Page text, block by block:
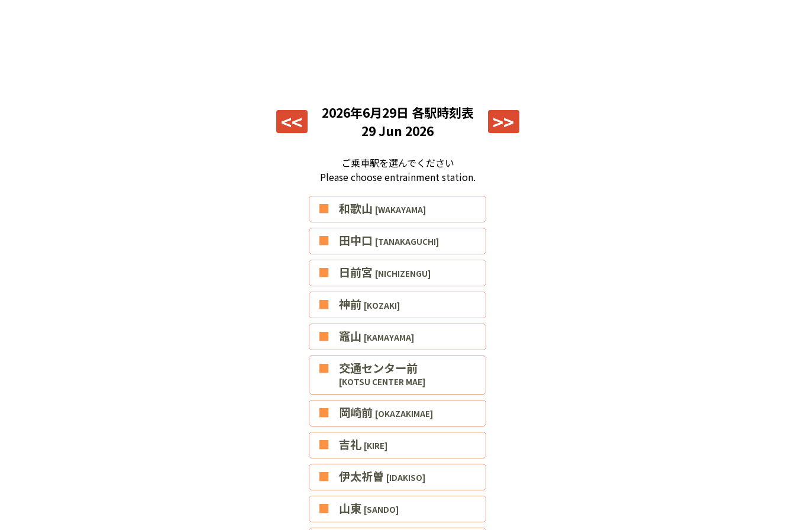
<< 2026年6月29日 各駅時刻表
29 Jun 2026
>>
ご乗車駅を選んでください
Please choose entrainment station.
■和歌山 [WAKAYAMA]
■田中口 [TANAKAGUCHI]
■日前宮 [NICHIZENGU]
■神前 [KOZAKI]
■竈山 [KAMAYAMA]
■交通センター前
[KOTSU CENTER MAE]
■岡崎前 [OKAZAKIMAE]
■吉礼 [KIRE]
■伊太祈曽 [IDAKISO]
■山東 [SANDO]